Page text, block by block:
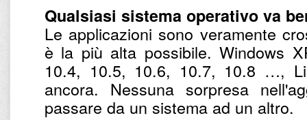
Qualsiasi sistema operativo va
Le applicazioni sono veramente
è la più alta possibile. Windows
10.4, 10.5, 10.6, 10.7, 10.8 …,
ancora. Nessuna sorpresa
passare da un sistema ad un altro.